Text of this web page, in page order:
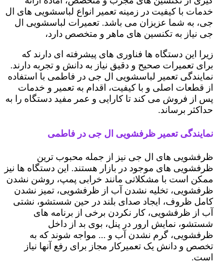
خدمات با کیفیت در زمینه تعمیر انواع لباسشویی های ال
جی، به شما عزیزان می باشد. تعمیرات لباسشویی ال
جی نیاز به تکنسین های ماهر و متخصص دارد،
زیرا این دستگاه ها فناوری های پیشرفته ای دارند که
برای تعمیرات صحیح و دقیق نیاز به دانش و تجربه دارند.
نمایندگی تعمیر لباسشویی ال جی در فاطمی با استفاده
از قطعات اصلی و با کیفیت، اقدام به تعمیر و خدمات
پس از فروش می کند تا کارایی و عمر مفید دستگاه را به
حداکثر برساند.
نمایندگی تعمیر ظرفشویی ال جی در فاطمی
ظرفشویی های ال جی نیز از جمله محبوب ترین
ظرفشویی های موجود در بازار هستند. این دستگاه ها نیز
ممکن است با مشکلاتی مانند خرابی پمپ، روشن نشدن
ظرفشویی، تخلیه نشدن آب از ظرفشویی، تمیز نشدن
کامل ظروف، ایجاد صدای بلند در حین شستشو، نشتی
آب از ظرفشویی، کار نکردن برخی از برنامه های
شستشو، نمایش ارور در پنل، بوی بد از داخل
ظرفشویی، گرم نشدن آب و ... مواجه شوند که به
تخصص و دانش یک تعمیرکار مجاز برای رفع آنها نیاز
است.